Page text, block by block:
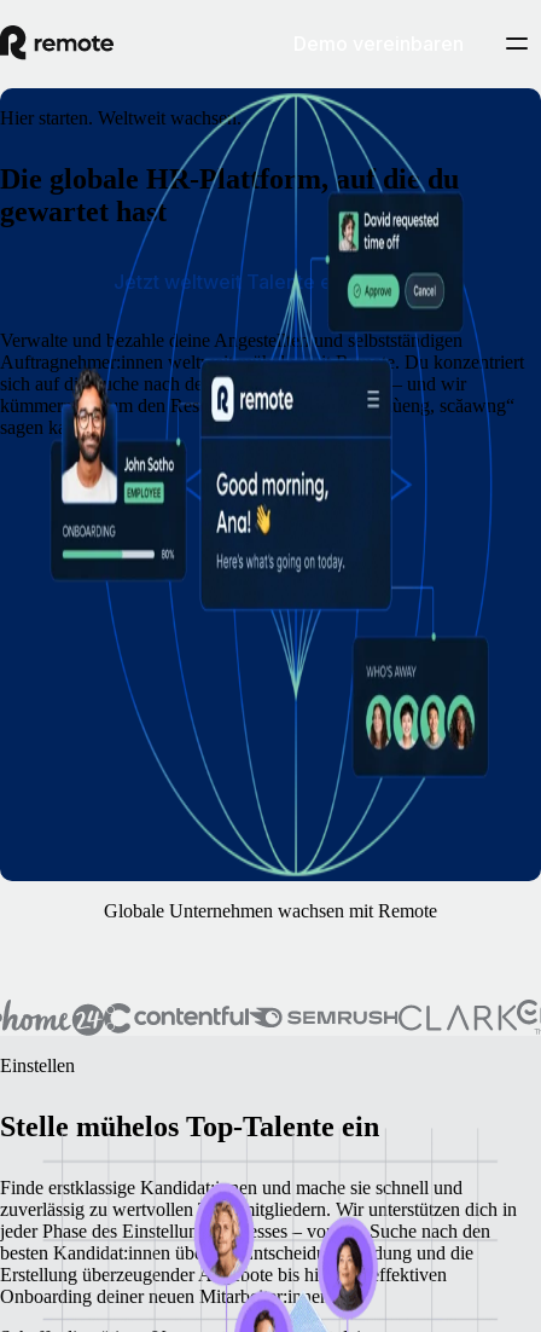
Hier starten. Weltweit wachsen.
Die globale HR-Plattform, auf die du
gewartet hast
Verwalte und bezahle deine Angestellten und selbstständigen
Auftragnehmer:innen weltweit mühelos mit Remote. Du konzentriert
sich auf die Suche nach den besten Kandidat:innen – und wir
kümmern uns um den Rest, noch bevor du „sŭun, nùeng, scăawng“
sagen kannst.
Jetzt weltweit Talente einstellen
Globale Unternehmen wachsen mit Remote
Einstellen
Stelle mühelos Top-Talente ein
Finde erstklassige Kandidat:innen und mache sie schnell und
zuverlässig zu wertvollen Teammitgliedern. Wir unterstützen dich in
jeder Phase des Einstellungsprozesses – von der Suche nach den
besten Kandidat:innen über die Entscheidungsfindung und die
Erstellung überzeugender Angebote bis hin zum effektiven
Onboarding deiner neuen Mitarbeiter:innen.